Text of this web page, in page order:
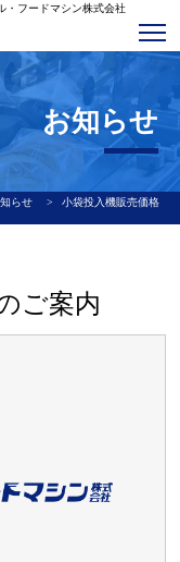
・フードマシン株式会社
お知らせ
らせ >
小袋投入機販売価格
ご案内